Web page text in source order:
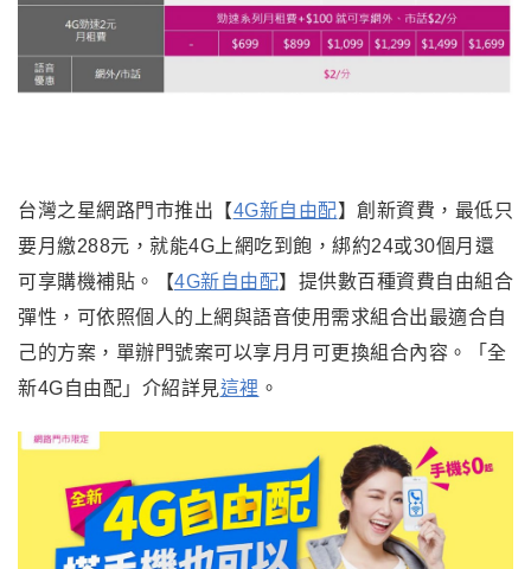
台灣之星網路門市推出【4G新自由配】創新資費，最低只
要月繳288元，就能4G上網吃到飽，綁約24或30個月還
可享購機補貼。【4G新自由配】提供數百種資費自由組合
彈性，可依照個人的上網與語音使用需求組合出最適合自
己的方案，單辦門號案可以享月月可更換組合內容。「全
新4G自由配」介紹詳見這裡 。